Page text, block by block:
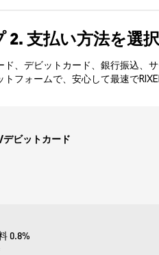
2. 支払い方法を選択
ド、デビットカード、銀行振込、
フォームで、安心して最速で
ビットカード
0.8%